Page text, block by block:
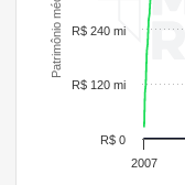
2007
R$ 0
R$ 120 mi
R$ 240 mi